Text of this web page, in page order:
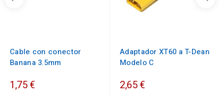
Cable con conector
Banana 3.5mm
1,75 €
Adaptador XT60 a T-Dean
Modelo C
2,65 €